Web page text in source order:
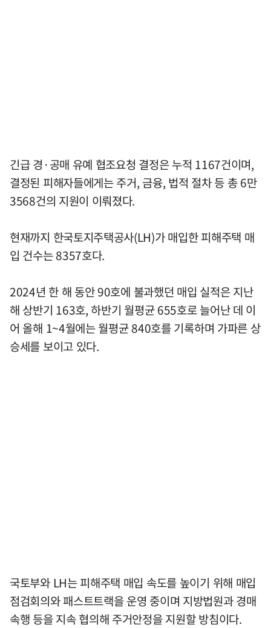
긴급 경·공매 유예 협조요청 결정은 누적 1167건이며,
결정된 피해자들에게는 주거, 금융, 법적 절차 등 총 6만
3568건의 지원이 이뤄졌다.
현재까지 한국토지주택공사(LH)가 매입한 피해주택 매
입 건수는 8357호다.
2024년 한 해 동안 90호에 불과했던 매입 실적은 지난
해 상반기 163호, 하반기 월평균 655호로 늘어난 데 이
어 올해 1~4월에는 월평균 840호를 기록하며 가파른 상
승세를 보이고 있다.
국토부와 LH는 피해주택 매입 속도를 높이기 위해 매입
점검회의와 패스트트랙을 운영 중이며 지방법원과 경매
속행 등을 지속 협의해 주거안정을 지원할 방침이다.